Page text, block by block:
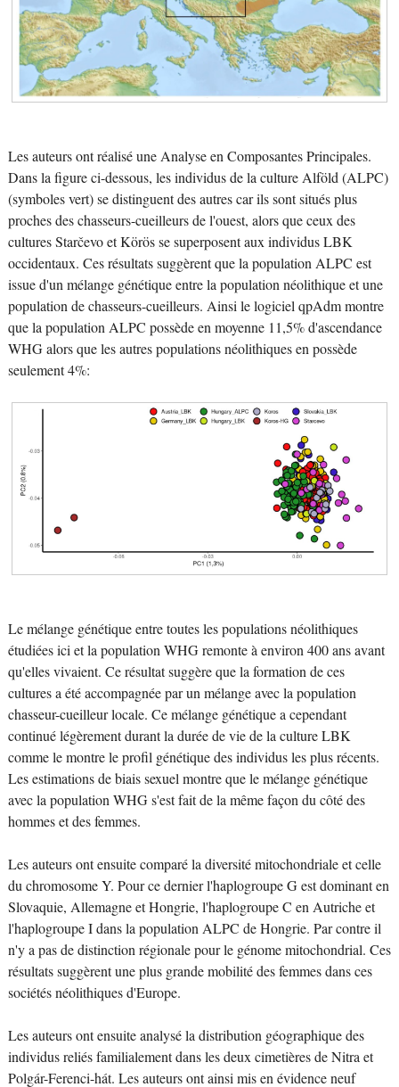
Les auteurs ont réalisé une Analyse en Composantes Principales.
Dans la figure ci-dessous, les individus de la culture Alföld (ALPC)
(symboles vert) se distinguent des autres car ils sont situés plus
proches des chasseurs-cueilleurs de l'ouest, alors que ceux des
cultures Starčevo et Körös se superposent aux individus LBK
occidentaux. Ces résultats suggèrent que la population ALPC est
issue d'un mélange génétique entre la population néolithique et une
population de chasseurs-cueilleurs. Ainsi le logiciel qpAdm montre
que la population ALPC possède en moyenne 11,5% d'ascendance
WHG alors que les autres populations néolithiques en possède
seulement 4%:
Le mélange génétique entre toutes les populations néolithiques
étudiées ici et la population WHG remonte à environ 400 ans avant
qu'elles vivaient. Ce résultat suggère que la formation de ces
cultures a été accompagnée par un mélange avec la population
chasseur-cueilleur locale. Ce mélange génétique a cependant
continué légèrement durant la durée de vie de la culture LBK
comme le montre le profil génétique des individus les plus récents.
Les estimations de biais sexuel montre que le mélange génétique
avec la population WHG s'est fait de la même façon du côté des
hommes et des femmes.
Les auteurs ont ensuite comparé la diversité mitochondriale et celle
du chromosome Y. Pour ce dernier l'haplogroupe G est dominant en
Slovaquie, Allemagne et Hongrie, l'haplogroupe C en Autriche et
l'haplogroupe I dans la population ALPC de Hongrie. Par contre il
n'y a pas de distinction régionale pour le génome mitochondrial. Ces
résultats suggèrent une plus grande mobilité des femmes dans ces
sociétés néolithiques d'Europe.
Les auteurs ont ensuite analysé la distribution géographique des
individus reliés familialement dans les deux cimetières de Nitra et
Polgár-Ferenci-hát. Les auteurs ont ainsi mis en évidence neuf